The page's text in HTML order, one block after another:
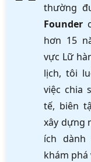
thường
Founder
hơn 15
vực Lữ
lịch, tôi
việc chia
tế, biên
xây dựng
ích
khám phá